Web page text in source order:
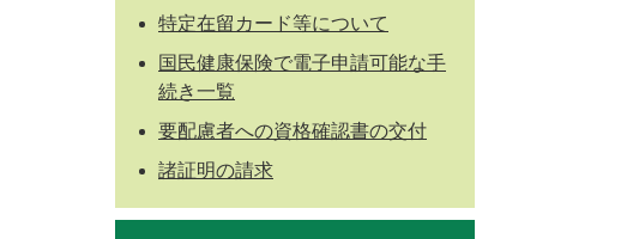
特定在留カード等について
国民健康保険で電子申請可能な手
続き一覧
要配慮者への資格確認書の交付
諸証明の請求